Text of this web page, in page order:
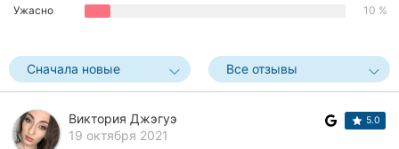
Днепр
Кривой
Николаев
Ужасно
10 %
Сначала новые Все отзывы
Виктория Джэгуэ
19 октября 2021
5.0